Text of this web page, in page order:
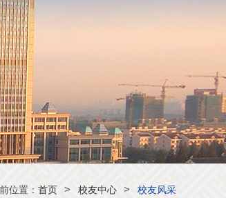
位置： 首页 > 校友中心 > 校友风采